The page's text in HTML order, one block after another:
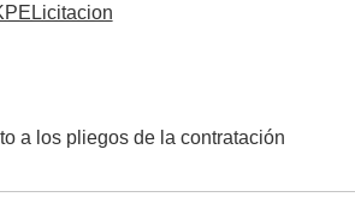
a los pliegos de la contratación